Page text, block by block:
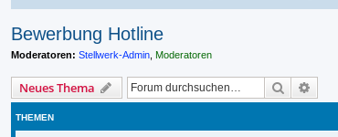
Bewerbung Hotline
Moderatoren: Stellwerk-Admin Moderatoren
Neues Thema Suche
THEMEN